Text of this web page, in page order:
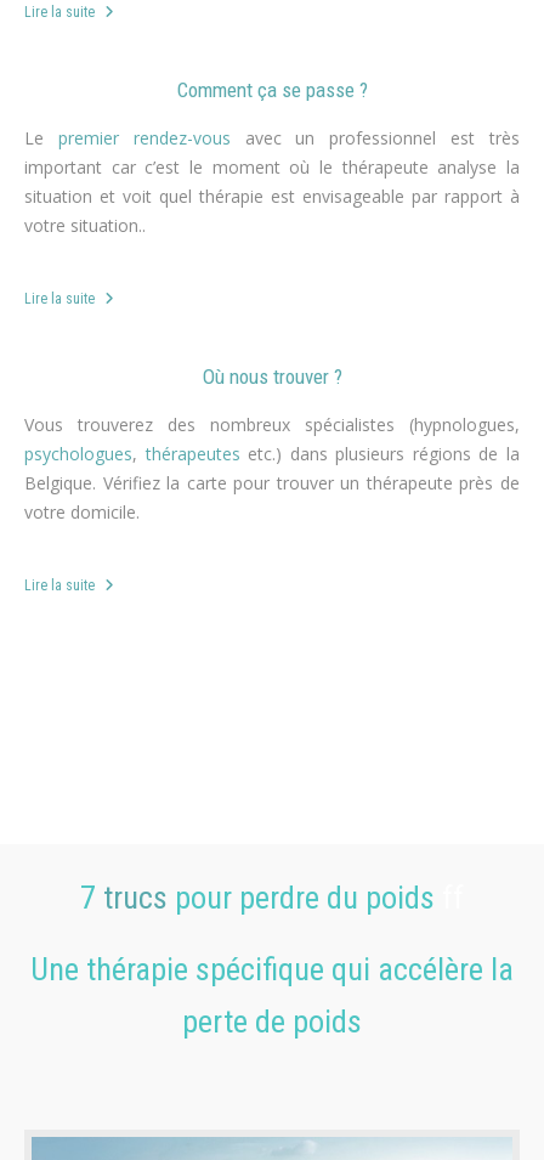
Lire la suite
Comment ça se passe ?
Le premier rendez-vous avec un professionnel est très
important car c’est le moment où le thérapeute analyse la
situation et voit quel thérapie est envisageable par rapport à
votre situation..
Lire la suite
Où nous trouver ?
Vous trouverez des nombreux spécialistes (hypnologues,
psychologues,thérapeutes etc.) dans plusieurs régions de la
Belgique. Vérifiez la carte pour trouver un thérapeute près de
votre domicile.
Lire la suite
7 trucs pour perdre du poids
Une thérapie spécifique qui accélère la
perte de poids